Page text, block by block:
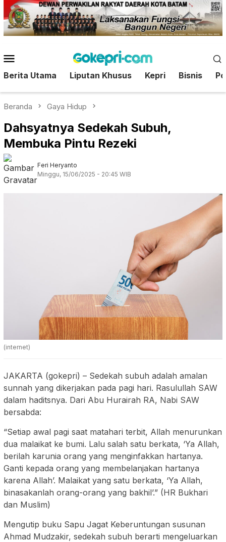
Loncat
ke
konten
Mobile
Berita Utama Liputan Khusus Kepri Bisnis
Beranda Gaya Hidup
Dahsyatnya Sedekah Subuh,
Membuka Pintu Rezeki
Feri Heryanto
Minggu, 15/06/2025 - 20:45 WIB
(internet)
JAKARTA (gokepri) – Sedekah subuh adalah amalan
sunnah yang dikerjakan pada pagi hari. Rasulullah SAW
dalam haditsnya. Dari Abu Hurairah RA, Nabi SAW
bersabda:
“Setiap awal pagi saat matahari terbit, Allah menurunkan
dua malaikat ke bumi. Lalu salah satu berkata, ‘Ya Allah,
berilah karunia orang yang menginfakkan hartanya.
Ganti kepada orang yang membelanjakan hartanya
karena Allah’. Malaikat yang satu berkata, ‘Ya Allah,
binasakanlah orang-orang yang bakhil’.” (HR Bukhari
dan Muslim)
Mengutip buku Sapu Jagat Keberuntungan susunan
Ahmad Mudzakir, sedekah subuh berarti mengeluarkan